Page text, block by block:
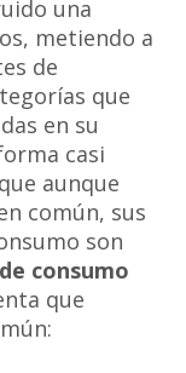
una
metiendo a
de
que
en su
casi
aunque
común, sus
son
consumo
que